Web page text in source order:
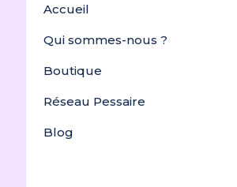
Accueil
Qui sommes-nous ?
Boutique
Réseau Pessaire
Blog